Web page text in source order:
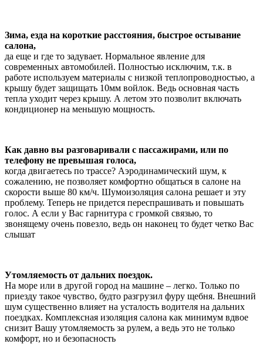
Зима, езда на короткие расстояния, быстрое остывание
салона,
да еще и где то задувает. Нормальное явление для
современных автомобилей. Полностью исключим, т.к. в
работе используем материалы с низкой теплопроводностью, а
крышу будет защищать 10мм войлок. Ведь основная часть
тепла уходит через крышу. А летом это позволит включать
кондиционер на меньшую мощность.
Как давно вы разговаривали с пассажирами, или по
телефону не превышая голоса,
когда двигаетесь по трассе? Аэродинамический шум, к
сожалению, не позволяет комфортно общаться в салоне на
скорости выше 80 км/ч. Шумоизоляция салона решает и эту
проблему. Теперь не придется переспрашивать и повышать
голос. А если у Вас гарнитура с громкой связью, то
звонящему очень повезло, ведь он наконец то будет четко Вас
слышат
Утомляемость от дальних поездок.
На море или в другой город на машине – легко. Только по
приезду такое чувство, будто разгрузил фуру щебня. Внешний
шум существенно влияет на усталость водителя на дальних
поездках. Комплексная изоляция салона как минимум вдвое
снизит Вашу утомляемость за рулем, а ведь это не только
комфорт, но и безопасность